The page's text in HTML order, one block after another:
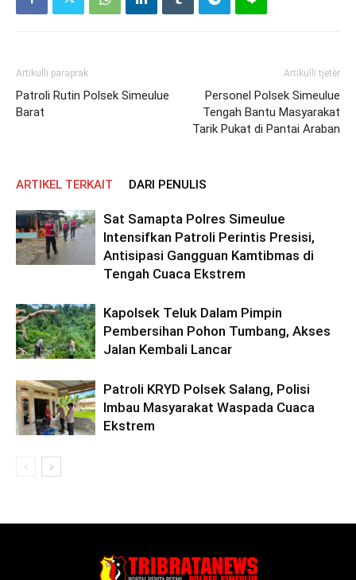
Artikulli paraprak
Patroli Rutin Polsek Simeulue
Barat
Artikulli tjetër
Personel Polsek Simeulue
Tengah Bantu Masyarakat
Tarik Pukat di Pantai Araban
ARTIKEL TERKAIT DARI PENULIS
Sat Samapta Polres Simeulue
Intensifkan Patroli Perintis Presisi,
Antisipasi Gangguan Kamtibmas di
Tengah Cuaca Ekstrem
Kapolsek Teluk Dalam Pimpin
Pembersihan Pohon Tumbang, Akses
Jalan Kembali Lancar
Patroli KRYD Polsek Salang, Polisi
Imbau Masyarakat Waspada Cuaca
Ekstrem